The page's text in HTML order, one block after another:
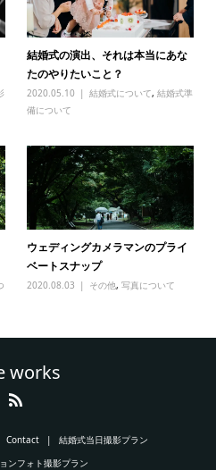
結婚式の演出、それは本当にあな
たのやりたいこと？
2020.05.10 結婚式について,結婚式準
備について
ウェディングカメラマンのプライ
ベートスナップ
2020.08.03 その他,写真について
works
Contact
結婚式当日撮影プラン
ンフォト撮影プラン